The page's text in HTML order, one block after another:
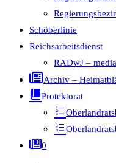
Schöberlinie
Reichsarbeitsdienst
RADwJ –
Archiv –
Protektorat
0